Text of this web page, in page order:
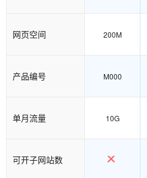
网页空间 200M
产品编号 M000
单月流量 10G
可开子网站数